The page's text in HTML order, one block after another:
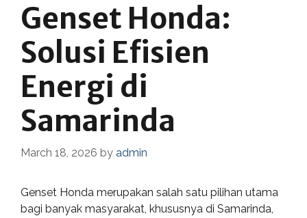
Genset Honda:
Solusi Efisien
Energi di
Samarinda
March 18, 2026 by admin
Genset Honda merupakan salah satu pilihan utama
bagi banyak masyarakat, khususnya di Samarinda,